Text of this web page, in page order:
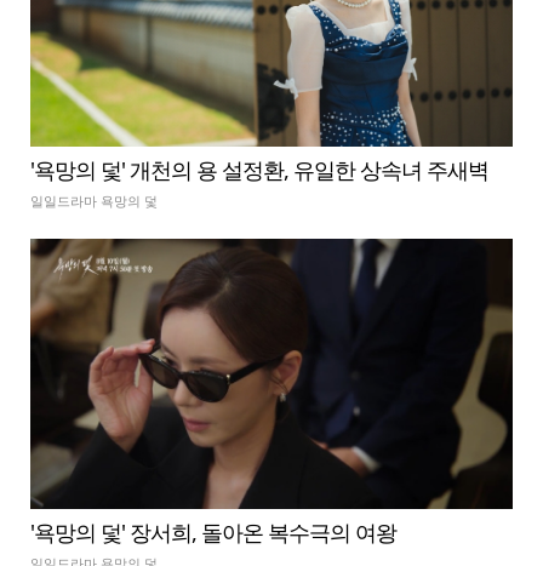
'욕망의 덫' 개천의 용 설정환, 유일한 상속녀 주새벽
일일드라마 욕망의 덫
'욕망의 덫' 장서희, 돌아온 복수극의 여왕